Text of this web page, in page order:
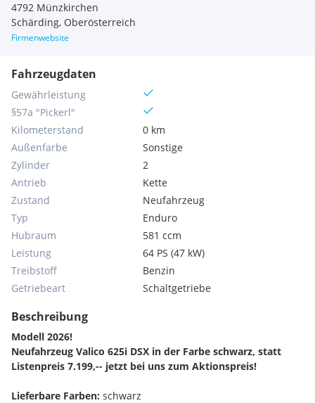
4792 Münzkirchen
Schärding, Oberösterreich
Firmenwebsite
Fahrzeugdaten
Gewährleistung
§57a "Pickerl"
Kilometerstand
0 km
Außenfarbe
Sonstige
Zylinder
2
Antrieb
Kette
Zustand
Neufahrzeug
Typ
Enduro
Hubraum
581 ccm
Leistung
64 PS (47 kW)
Treibstoff
Benzin
Getriebeart
Schaltgetriebe
Beschreibung
Modell 2026!
Neufahrzeug Valico 625i DSX in der Farbe schwarz, statt
Listenpreis 7.199,-- jetzt bei uns zum Aktionspreis!
Lieferbare Farben: schwarz